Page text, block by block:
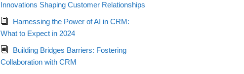
Innovations Shaping Customer Relationships
Harnessing the Power of AI in CRM:
What to Expect in 2024
Building Bridges Barriers: Fostering
Collaboration with CRM